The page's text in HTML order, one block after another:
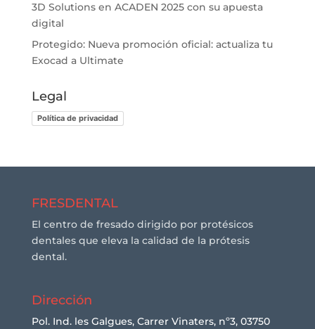
3D Solutions en ACADEN 2025 con su apuesta
digital
Protegido: Nueva promoción oficial: actualiza tu
Exocad a Ultimate
Legal
Política de privacidad
FRESDENTAL
El centro de fresado dirigido por protésicos
dentales que eleva la calidad de la prótesis
dental.
Dirección
Pol. Ind. les Galgues, Carrer Vinaters, nº3, 03750